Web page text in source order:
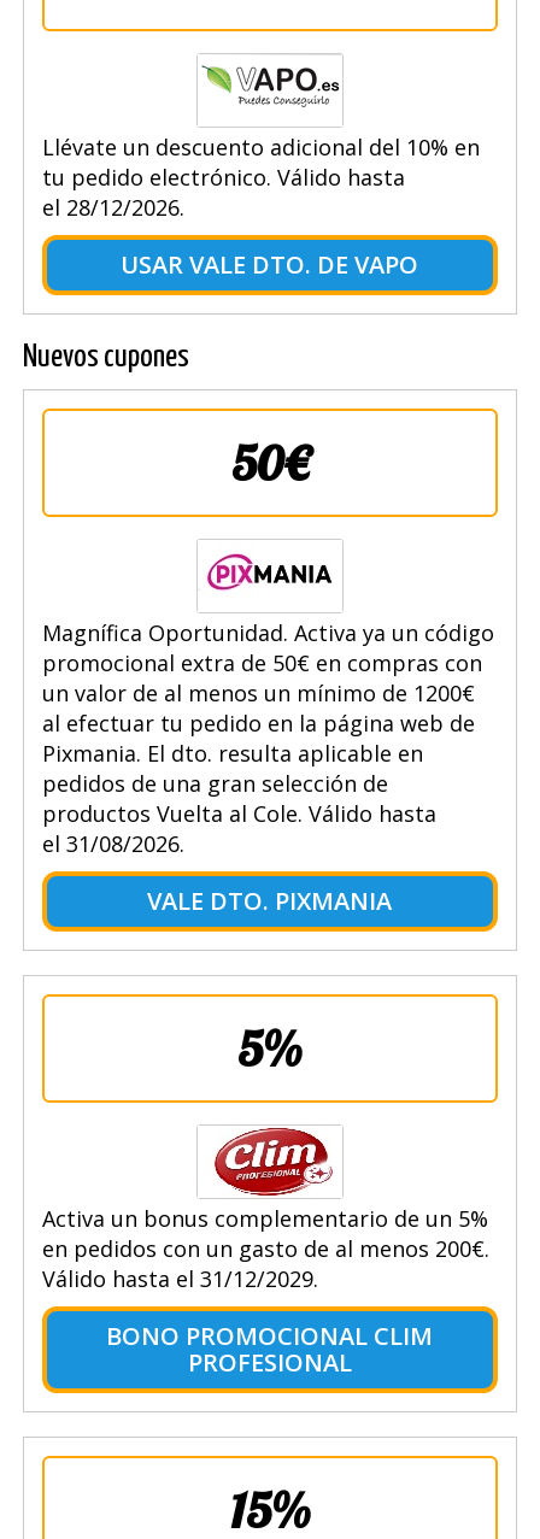
Llévate un descuento adicional del 10% en
tu pedido electrónico. Válido hasta
el 28/12/2026.
USAR VALE DTO. DE VAPO
Nuevos cupones
50€
Magnífica Oportunidad. Activa ya un código
promocional extra de 50€ en compras con
un valor de al menos un mínimo de 1200€
al efectuar tu pedido en la página web de
Pixmania. El dto. resulta aplicable en
pedidos de una gran selección de
productos Vuelta al Cole. Válido hasta
el 31/08/2026.
VALE DTO. PIXMANIA
5%
Activa un bonus complementario de un 5%
en pedidos con un gasto de al menos 200€.
Válido hasta el 31/12/2029.
BONO PROMOCIONAL CLIM
PROFESIONAL
15%